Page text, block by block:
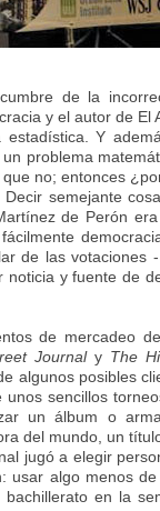
de la
y el autor de El
Y
problema
no; entonces
semejante
de Perón
de las votaciones
noticia y fuente de
de mercadeo
Journaly The
algunos posibles
sencillos
un álbum o
del mundo, un
jugó a elegir
usar algo menos
en la